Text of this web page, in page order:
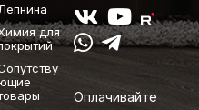
Лепнина
для
Оплачивайте